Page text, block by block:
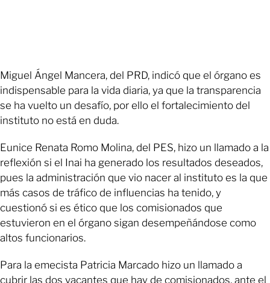
Miguel Ángel Mancera, del PRD, indicó que el órgano es
indispensable para la vida diaria, ya que la transparencia
se ha vuelto un desafío, por ello el fortalecimiento del
instituto no está en duda.
Eunice Renata Romo Molina, del PES, hizo un llamado a la
reflexión si el Inai ha generado los resultados deseados,
pues la administración que vio nacer al instituto es la que
más casos de tráfico de influencias ha tenido, y
cuestionó si es ético que los comisionados que
estuvieron en el órgano sigan desempeñándose como
altos funcionarios.
Para la emecista Patricia Marcado hizo un llamado a
cubrir las dos vacantes que hay de comisionados, ante el